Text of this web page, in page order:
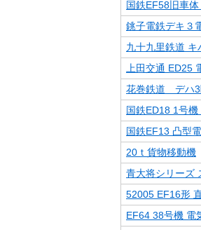
国鉄EF58旧車
銚子電鉄デキ３
九十九里鉄道
上田交通 ED25
花巻鉄道 デハ
国鉄ED18 1号
国鉄EF13 凸型
20ｔ貨物移動機
青大将シリーズ
52005 EF16形
EF64 38号機 電